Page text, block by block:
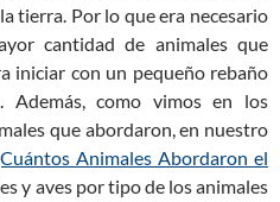
tierra. Por lo que era necesario
cantidad de animales que
iniciar con un pequeño rebaño
Además, como vimos en los
que abordaron, en nuestro
Animales Abordaron el
y aves por tipo de los animales